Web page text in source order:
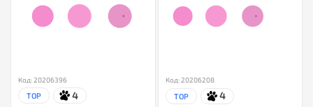
Код: 20206396
TOP 4
Код: 20206208
TOP 4